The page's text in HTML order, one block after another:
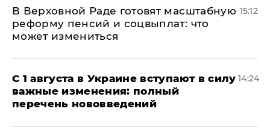
В Верховной Раде готовят масштабную
реформу пенсий и соцвыплат: что
может измениться
15:12
С 1 августа в Украине вступают в силу
важные изменения: полный
перечень нововведений
14:24